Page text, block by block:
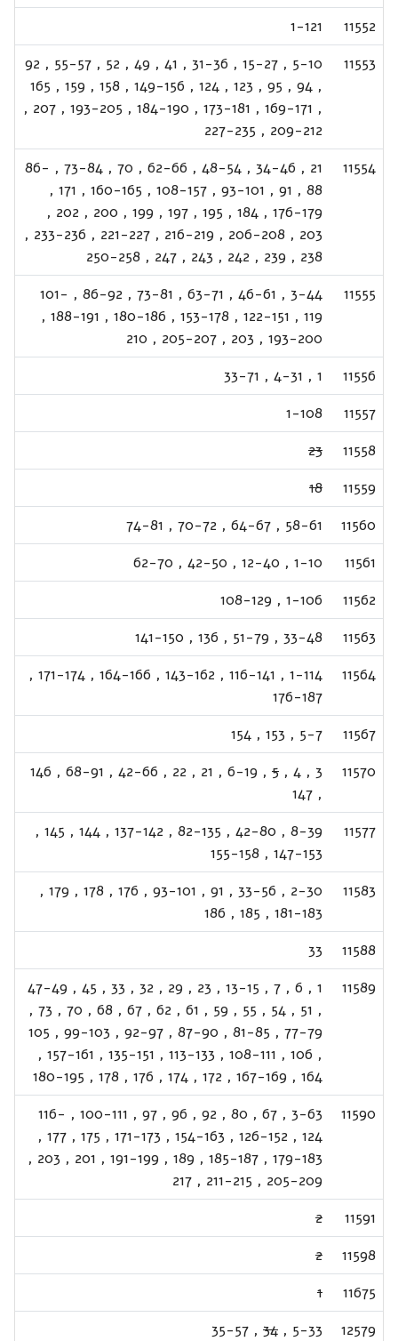
11552
1-121
11553
5-10
,
15-27
,
31-36
,
41
,
49
,
52
,
55-57
,
92
,
94
,
95
,
123
,
124
,
149-156
,
158
,
159
,
165
,
169-171
,
173-181
,
184-190
,
193-205
,
207
,
209-212
,
227-235
11554
21
,
34-46
,
48-54
,
62-66
,
70
,
73-84
,
86-
88
,
91
,
93-101
,
108-157
,
160-165
,
171
,
176-179
,
184
,
195
,
197
,
199
,
200
,
202
,
203
,
206-208
,
216-219
,
221-227
,
233-236
,
238
,
239
,
242
,
243
,
247
,
250-258
11555
3-44
,
46-61
,
63-71
,
73-81
,
86-92
,
101-
119
,
122-151
,
153-178
,
180-186
,
188-191
,
193-200
,
203
,
205-207
,
210
11556
1
,
4-31
,
33-71
11557
1-108
11558
23
11559
18
11560
58-61
,
64-67
,
70-72
,
74-81
11561
1-10
,
12-40
,
42-50
,
62-70
11562
1-106
,
108-129
11563
33-48
,
51-79
,
136
,
141-150
11564
1-114
,
116-141
,
143-162
,
164-166
,
171-174
,
176-187
11567
5-7
,
153
,
154
11570
3
,
4
,
5
,
6-19
,
21
,
22
,
42-66
,
68-91
,
146
,
147
11577
8-39
,
42-80
,
82-135
,
137-142
,
144
,
145
,
147-153
,
155-158
11583
2-30
,
33-56
,
91
,
93-101
,
176
,
178
,
179
,
181-183
,
185
,
186
11588
33
11589
1
,
6
,
7
,
13-15
,
23
,
29
,
32
,
33
,
45
,
47-49
,
51
,
54
,
55
,
59
,
61
,
62
,
67
,
68
,
70
,
73
,
77-79
,
81-85
,
87-90
,
92-97
,
99-103
,
105
,
106
,
108-111
,
113-133
,
135-151
,
157-161
,
164
,
167-169
,
172
,
174
,
176
,
178
,
180-195
11590
3-63
,
67
,
80
,
92
,
96
,
97
,
100-111
,
116-
124
,
126-152
,
154-163
,
171-173
,
175
,
177
,
179-183
,
185-187
,
189
,
191-199
,
201
,
203
,
205-209
,
211-215
,
217
11591
2
11598
2
11675
1
12579
5-33
,
34
,
35-57